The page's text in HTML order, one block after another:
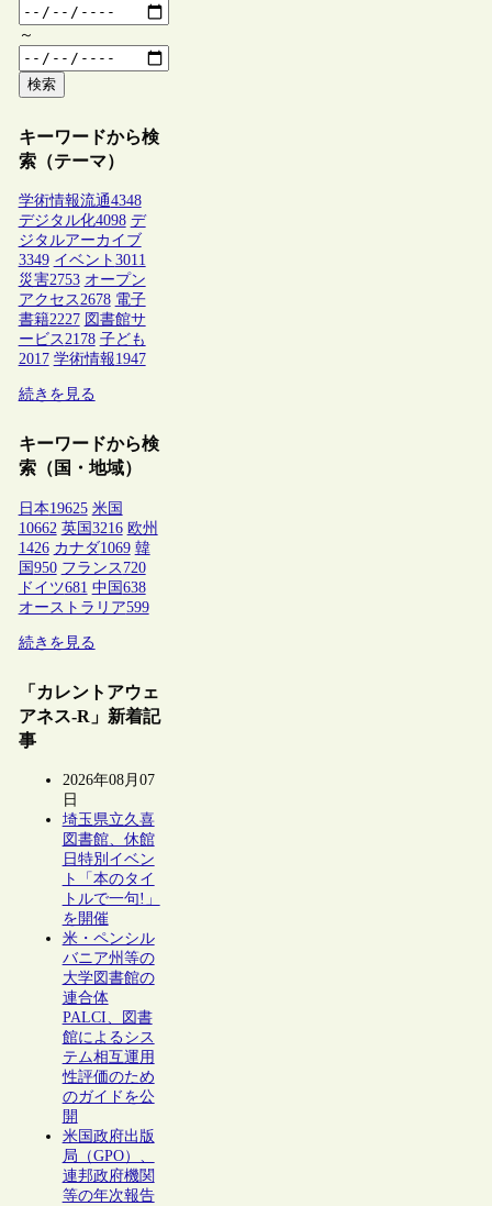
～
検索
キーワードから検
索（テーマ）
学術情報流通4348
デジタル化4098 デ
ジタルアーカイブ
3349 イベント 3011
災害2753 オープン
アクセス2678 電子
書籍2227 図書館サ
ービス2178 子ども
2017 学術情報1947
続きを見る
キーワードから検
索（国・地域）
日本19625 米国
10662 英国 3216 欧州
1426 カナダ1069 韓
国 950 フランス 720
ドイツ681 中国 638
オーストラリア599
続きを見る
「カレントアウェ
アネス-R」新着記
事
2026年08月07
日
埼玉県立久喜
図書館、休館
日特別イベン
ト「本のタイ
トルで一句!」
を開催
米・ペンシル
バニア州等の
大学図書館の
連合体
PALCI、図書
館によるシス
テム相互運用
性評価のため
のガイドを公
開
米国政府出版
局（GPO）、
連邦政府機関
等の年次報告